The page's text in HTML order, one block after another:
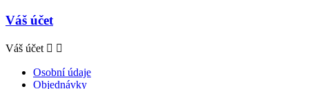
Váš účet
Váš účet  
Osobní údaje
Objednávky